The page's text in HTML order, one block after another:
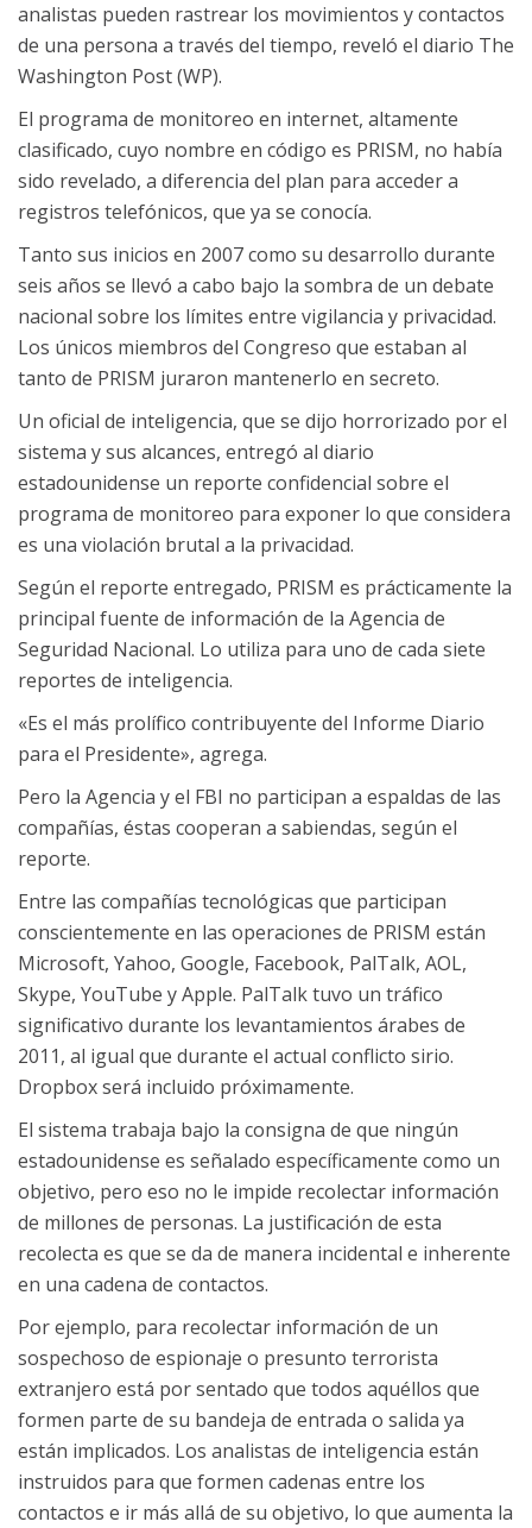
analistas pueden rastrear los movimientos y contactos
de una persona a través del tiempo, reveló el diario The
Washington Post (WP).
El programa de monitoreo en internet, altamente
clasificado, cuyo nombre en código es PRISM, no había
sido revelado, a diferencia del plan para acceder a
registros telefónicos, que ya se conocía.
Tanto sus inicios en 2007 como su desarrollo durante
seis años se llevó a cabo bajo la sombra de un debate
nacional sobre los límites entre vigilancia y privacidad.
Los únicos miembros del Congreso que estaban al
tanto de PRISM juraron mantenerlo en secreto.
Un oficial de inteligencia, que se dijo horrorizado por el
sistema y sus alcances, entregó al diario
estadounidense un reporte confidencial sobre el
programa de monitoreo para exponer lo que considera
es una violación brutal a la privacidad.
Según el reporte entregado, PRISM es prácticamente la
principal fuente de información de la Agencia de
Seguridad Nacional. Lo utiliza para uno de cada siete
reportes de inteligencia.
«Es el más prolífico contribuyente del Informe Diario
para el Presidente», agrega.
Pero la Agencia y el FBI no participan a espaldas de las
compañías, éstas cooperan a sabiendas, según el
reporte.
Entre las compañías tecnológicas que participan
conscientemente en las operaciones de PRISM están
Microsoft, Yahoo, Google, Facebook, PalTalk, AOL,
Skype, YouTube y Apple. PalTalk tuvo un tráfico
significativo durante los levantamientos árabes de
2011, al igual que durante el actual conflicto sirio.
Dropbox será incluido próximamente.
El sistema trabaja bajo la consigna de que ningún
estadounidense es señalado específicamente como un
objetivo, pero eso no le impide recolectar información
de millones de personas. La justificación de esta
recolecta es que se da de manera incidental e inherente
en una cadena de contactos.
Por ejemplo, para recolectar información de un
sospechoso de espionaje o presunto terrorista
extranjero está por sentado que todos aquéllos que
formen parte de su bandeja de entrada o salida ya
están implicados. Los analistas de inteligencia están
instruidos para que formen cadenas entre los
contactos e ir más allá de su objetivo, lo que aumenta la